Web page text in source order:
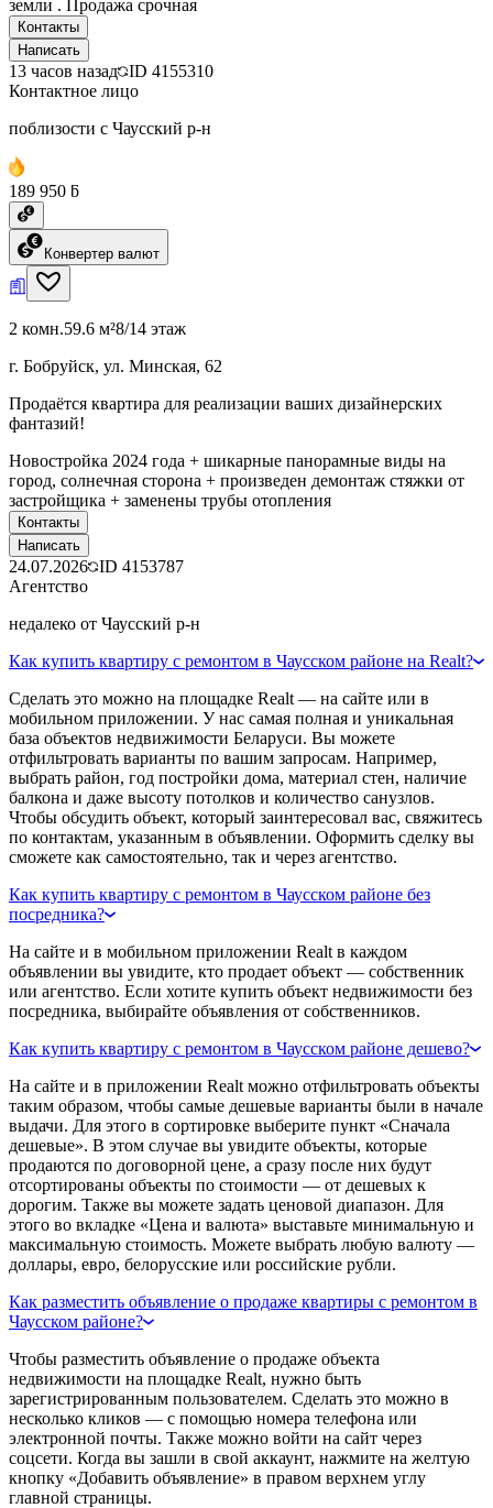
земли . Продажа срочная
Контакты
Написать
13 часов назад ID 4155310
Контактное лицо
поблизости с Чаусский р-н
189 950 ƃ
Конвертер валют
2 комн.59.6 м²8/14 этаж
г. Бобруйск, ул. Минская, 62
Продаётся квартира для реализации ваших дизайнерских
фантазий!
Новостройка 2024 года + шикарные панорамные виды на
город, солнечная сторона + произведен демонтаж стяжки от
застройщика + заменены трубы отопления
Контакты
Написать
24.07.2026 ID 4153787
Агентство
недалеко от Чаусский р-н
Как купить квартиру с ремонтом в Чаусском районе на Realt?
Сделать это можно на площадке Realt — на сайте или в
мобильном приложении. У нас самая полная и уникальная
база объектов недвижимости Беларуси. Вы можете
отфильтровать варианты по вашим запросам. Например,
выбрать район, год постройки дома, материал стен, наличие
балкона и даже высоту потолков и количество санузлов.
Чтобы обсудить объект, который заинтересовал вас, свяжитесь
по контактам, указанным в объявлении. Оформить сделку вы
сможете как самостоятельно, так и через агентство.
Как купить квартиру с ремонтом в Чаусском районе без
посредника?
На сайте и в мобильном приложении Realt в каждом
объявлении вы увидите, кто продает объект — собственник
или агентство. Если хотите купить объект недвижимости без
посредника, выбирайте объявления от собственников.
Как купить квартиру с ремонтом в Чаусском районе дешево?
На сайте и в приложении Realt можно отфильтровать объекты
таким образом, чтобы самые дешевые варианты были в начале
выдачи. Для этого в сортировке выберите пункт «Сначала
дешевые». В этом случае вы увидите объекты, которые
продаются по договорной цене, а сразу после них будут
отсортированы объекты по стоимости — от дешевых к
дорогим. Также вы можете задать ценовой диапазон. Для
этого во вкладке «Цена и валюта» выставьте минимальную и
максимальную стоимость. Можете выбрать любую валюту —
доллары, евро, белорусские или российские рубли.
Как разместить объявление о продаже квартиры с ремонтом в
Чаусском районе?
Чтобы разместить объявление о продаже объекта
недвижимости на площадке Realt, нужно быть
зарегистрированным пользователем. Сделать это можно в
несколько кликов — с помощью номера телефона или
электронной почты. Также можно войти на сайт через
соцсети. Когда вы зашли в свой аккаунт, нажмите на желтую
кнопку «Добавить объявление» в правом верхнем углу
главной страницы.